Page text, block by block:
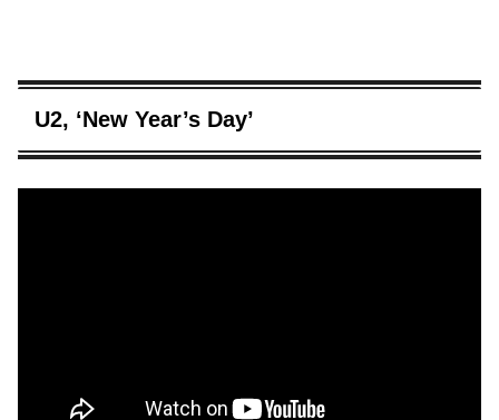
U2, ‘New Year’s Day’